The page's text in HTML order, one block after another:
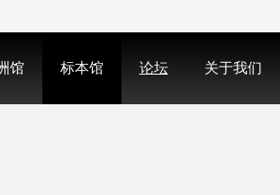
馆 标本馆 论坛 关于我们